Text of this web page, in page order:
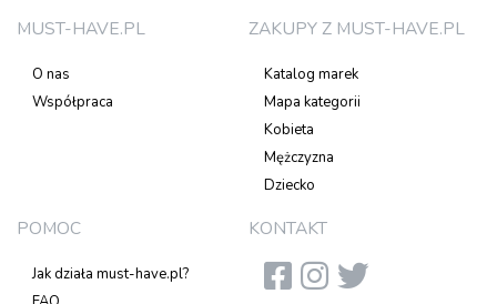
MUST-HAVE.PL
O nas
Współpraca
ZAKUPY Z MUST-HAVE.PL
Katalog marek
Mapa kategorii
Kobieta
Mężczyzna
Dziecko
POMOC
Jak działa must-have.pl?
KONTAKT